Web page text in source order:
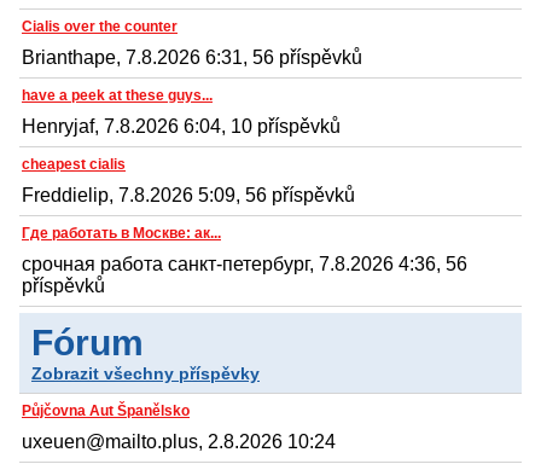
Cialis over the counter
Brianthape, 7.8.2026 6:31, 56 příspěvků
have a peek at these guys...
Henryjaf, 7.8.2026 6:04, 10 příspěvků
cheapest cialis
Freddielip, 7.8.2026 5:09, 56 příspěvků
Где работать в Москве: ак...
срочная работа санкт-петербург, 7.8.2026 4:36, 56
příspěvků
Fórum
Zobrazit všechny příspěvky
Půjčovna Aut Španělsko
uxeuen@mailto.plus, 2.8.2026 10:24